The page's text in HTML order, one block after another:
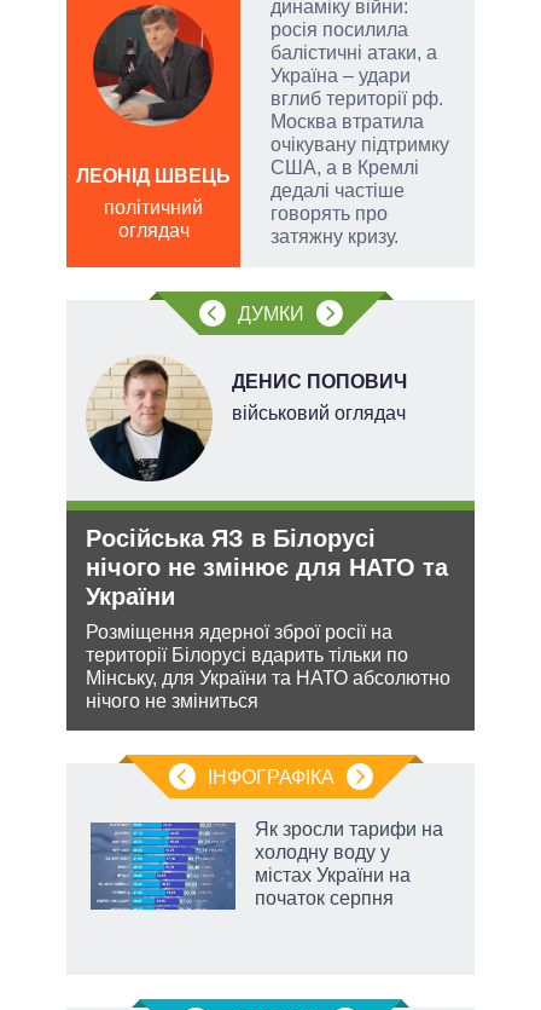
динаміку війни:
росія посилила
балістичні атаки, а
Україна – удари
вглиб території рф.
Москва втратила
очікувану підтримку
США, а в Кремлі
дедалі частіше
говорять про
затяжну кризу.
ЛЕОНІД ШВЕЦЬ
політичний
оглядач
ДУМКИ
ДЕНИС ПОПОВИЧ
військовий оглядач
Російська ЯЗ в Білорусі
нічого не змінює для НАТО та
України
Розміщення ядерної зброї росії на
території Білорусі вдарить тільки по
Мінську, для України та НАТО абсолютно
нічого не зміниться
ІНФОГРАФІКА
Як зросли тарифи на
холодну воду у
містах України на
початок серпня